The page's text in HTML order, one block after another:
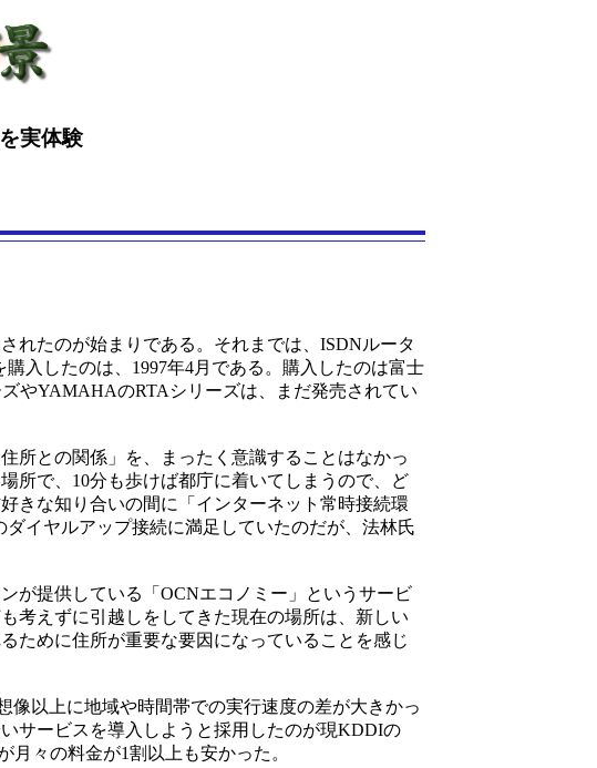
実体験
れたのが始まりである。それまでは、ISDNルータ
入したのは、1997年4月である。購入したのは富士
やYAMAHAのRTAシリーズは、まだ発売されてい
所との関係」を、まったく意識することはなかっ
所で、10分も歩けば都庁に着いてしまうので、ど
きな知り合いの間に「インターネット常時接続環
イヤルアップ接続に満足していたのだが、法林氏
が提供している「OCNエコノミー」というサービ
考えずに引越しをしてきた現在の場所は、新しい
ために住所が重要な要因になっていることを感じ
以上に地域や時間帯での実行速度の差が大きかっ
サービスを導入しようと採用したのが現KDDIの
々の料金が1割以上も安かった。